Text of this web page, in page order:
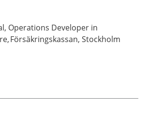
Operations Developer in
Försäkringskassan, Stockholm